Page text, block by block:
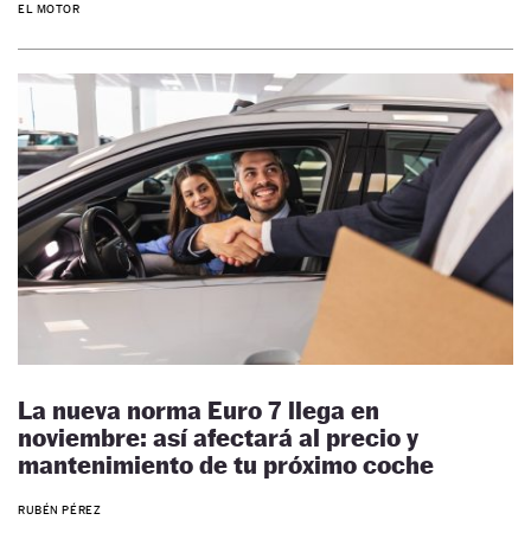
EL MOTOR
La nueva norma Euro 7 llega en
noviembre: así afectará al precio y
mantenimiento de tu próximo coche
RUBÉN PÉREZ